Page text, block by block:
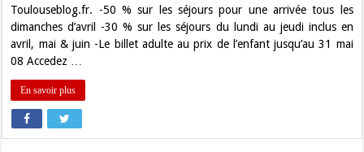
ça
décoiffe
Toulouseblog.fr. -50 % sur les séjours pour une arrivée tous les
dimanches d’avril -30 % sur les séjours du lundi au jeudi inclus en
avril, mai & juin -Le billet adulte au prix de l’enfant jusqu’au 31 mai
08 Accedez …
En savoir plus